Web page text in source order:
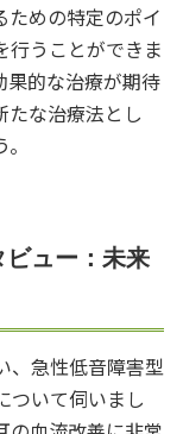
ための特定のポイ
行うことができま
果的な治療が期待
たな治療法とし
ュー：未来
、急性低音障害型
ついて伺いまし